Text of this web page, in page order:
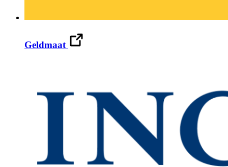
Geldmaat